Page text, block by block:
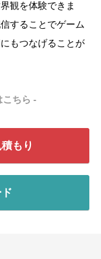
もり
観を体験できま
することでゲーム
もつなげることが
こちら -
もり